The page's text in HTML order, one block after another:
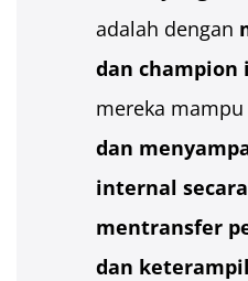
adalah dengan
dan champion
mereka mampu
dan
internal
mentransfer
dan